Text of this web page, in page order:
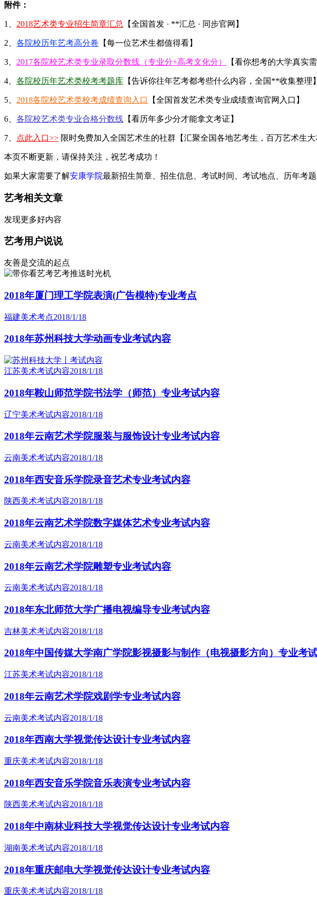
附件：
1、 2018艺术类专业招生简章汇总 【全国首发 · **汇总 · 同步官网】
2、 各院校历年艺考高分卷 【每一位艺术生都值得看】
3、 2017各院校艺术类专业录取分数线（专业分+高考文化分） 【看你想考的大学真实
4、 各院校历年艺术类校考考题库 【告诉你往年艺考都考些什么内容，全国**收集整理】
5、 2018各院校艺术类校考成绩查询入口 【全国首发艺术类专业成绩查询官网入口】
6、 各院校艺术类专业合格分数线 【看历年多少分才能拿文考证】
7、 点此入口>> 限时免费加入全国艺术生的社群【汇聚全国各地艺考生，百万艺术生大
本页不断更新，请保持关注，祝艺考成功！
如果大家需要了解安康学院最新招生简章、招生信息、考试时间、考试地点、历年考
艺考相关文章
发现更多好内容
艺考用户说说
友善是交流的起点
艺考推送时光机
2018年厦门理工学院表演(广告模特)专业考点
福建美术考点2018/1/18
2018年苏州科技大学动画专业考试内容
江苏美术考试内容2018/1/18
2018年鞍山师范学院书法学（师范）专业考试内容
辽宁美术考试内容2018/1/18
2018年云南艺术学院服装与服饰设计专业考试内容
云南美术考试内容2018/1/18
2018年西安音乐学院录音艺术专业考试内容
陕西美术考试内容2018/1/18
2018年云南艺术学院数字媒体艺术专业考试内容
云南美术考试内容2018/1/18
2018年云南艺术学院雕塑专业考试内容
云南美术考试内容2018/1/18
2018年东北师范大学广播电视编导专业考试内容
吉林美术考试内容2018/1/18
2018年中国传媒大学南广学院影视摄影与制作（电视摄影方向）专业考
江苏美术考试内容2018/1/18
2018年云南艺术学院戏剧学专业考试内容
云南美术考试内容2018/1/18
2018年西南大学视觉传达设计专业考试内容
重庆美术考试内容2018/1/18
2018年西安音乐学院音乐表演专业考试内容
陕西美术考试内容2018/1/18
2018年中南林业科技大学视觉传达设计专业考试内容
湖南美术考试内容2018/1/18
2018年重庆邮电大学视觉传达设计专业考试内容
重庆美术考试内容2018/1/18